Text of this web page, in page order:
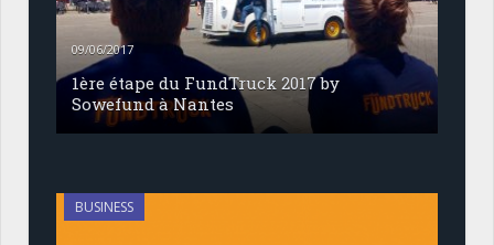
09/06/2017
1ère étape du FundTruck 2017 by
Sowefund à Nantes
BUSINESS